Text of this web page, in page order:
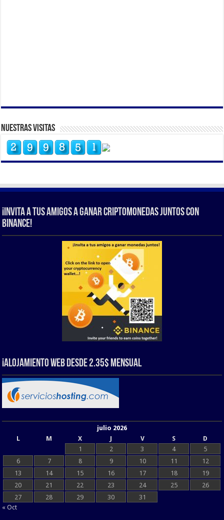
Nuestras Visitas
¡Invita a tus amigos a ganar criptomonedas juntos con
Binance!
¡Alojamiento web Desde 2.35$ Mensual
julio 2026
L
M X J V S
D
1
2 3 4
5
6
7 8 9 10 11
12
13
14 15 16 17 18
19
20
21 22 23 24 25
26
27
28 29 30
31
« Oct